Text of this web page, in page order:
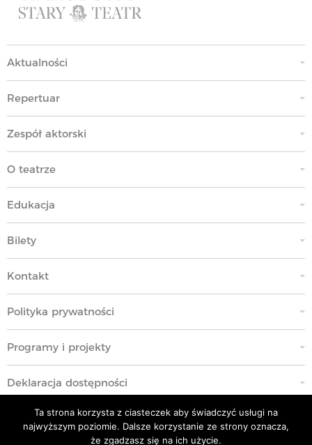
Aktualności
Repertuar
Zespół aktorski
O teatrze
Edukacja
Bilety
Kontakt
Polityka prywatności
Programy i projekty
Deklaracja dostępności
Standardy Ochrony Małoletnich
Ta strona korzysta z ciasteczek aby świadczyć usługi na
najwyższym poziomie. Dalsze korzystanie ze strony oznacza,
że zgadzasz się na ich użycie.